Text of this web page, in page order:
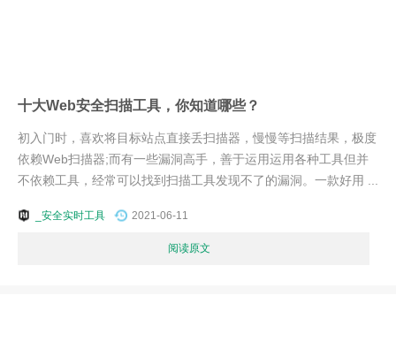
十大Web安全扫描工具，你知道哪些？
初入门时，喜欢将目标站点直接丢扫描器，慢慢等扫描结果，极度
依赖Web扫描器;而有一些漏洞高手，善于运用运用各种工具但并
不依赖工具，经常可以找到扫描工具发现不了的漏洞。一款好用 ...
_安全实时工具 2021-06-11
阅读原文